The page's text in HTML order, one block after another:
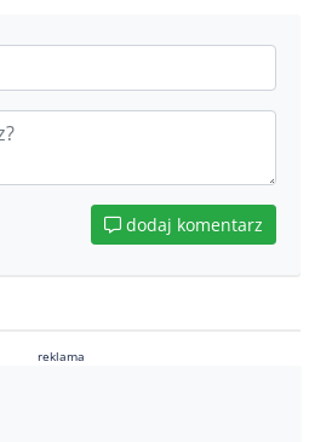
dodaj komentarz
reklama